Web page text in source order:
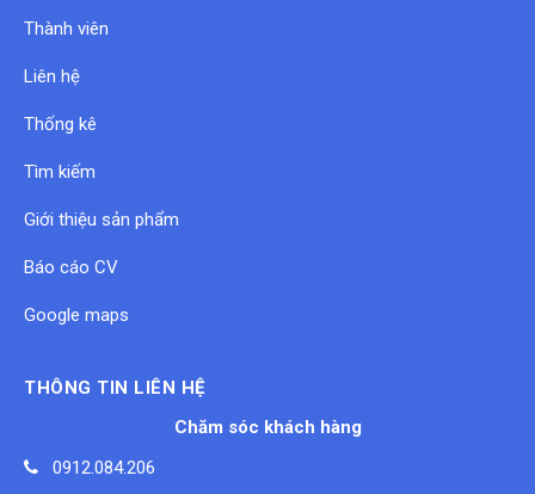
Thành viên
Liên hệ
Thống kê
Tìm kiếm
Giới thiệu sản phẩm
Báo cáo CV
Google maps
THÔNG TIN LIÊN HỆ
Chăm sóc khách hàng
0912.084.206